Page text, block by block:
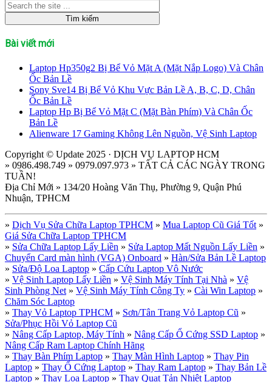
Bài viết mới
Laptop Hp350g2 Bị Bể Vỏ Mặt A (Mặt Nắp Logo) Và Chân
Ốc Bản Lề
Sony Sve14 Bị Bể Vỏ Khu Vực Bản Lề A, B, C, D, Chân
Ốc Bản Lề
Laptop Hp Bị Bể Vỏ Mặt C (Mặt Bàn Phím) Và Chân Ốc
Bản Lề
Alienware 17 Gaming Không Lên Nguồn, Vệ Sinh Laptop
Copyright © Update 2025 · DỊCH VỤ LAPTOP HCM
» 0986.498.749 » 0979.097.973 » TẤT CẢ CÁC NGÀY TRONG
TUẦN!
Địa Chỉ Mới » 134/20 Hoàng Văn Thụ, Phường 9, Quận Phú
Nhuận, TPHCM
» Dịch Vụ Sửa Chữa Laptop TPHCM » Mua Laptop Cũ Giá Tốt »
Giá Sửa Chữa Laptop TPHCM
» Sửa Chữa Laptop Lấy Liền » Sửa Laptop Mất Nguồn Lấy Liền »
Chuyển Card màn hình (VGA) Onboard » Hàn/Sửa Bản Lề Laptop
» Sửa/Độ Loa Laptop » Cấp Cứu Laptop Vô Nước
» Vệ Sinh Laptop Lấy Liền » Vệ Sinh Máy Tính Tại Nhà » Vệ
Sinh Phòng Net » Vệ Sinh Máy Tính Công Ty » Cài Win Laptop »
Chăm Sóc Laptop
» Thay Vỏ Laptop TPHCM » Sơn/Tân Trang Vỏ Laptop Cũ »
Sửa/Phục Hồi Vỏ Laptop Cũ
» Nâng Cấp Laptop, Máy Tính » Nâng Cấp Ổ Cứng SSD Laptop »
Nâng Cấp Ram Laptop Chính Hãng
» Thay Bàn Phím Laptop » Thay Màn Hình Laptop » Thay Pin
Laptop » Thay Ổ Cứng Laptop » Thay Ram Laptop » Thay Bản Lề
Laptop » Thay Loa Laptop » Thay Quạt Tản Nhiệt Laptop